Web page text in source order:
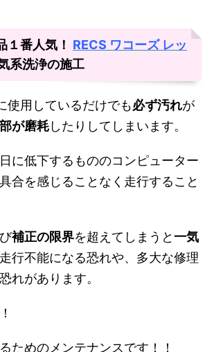
番人気！ RECS ワコーズ レッ
系洗浄の施工
使用しているだけでも必ず汚れが
が磨耗したりしてしまいます。
に低下するもののコンピューター
合を感じることなく走行すること
補正の限界を超えてしまうと一気
行不能になる恐れや、多大な修理
れがあります。
ためのメンテナンスです！！